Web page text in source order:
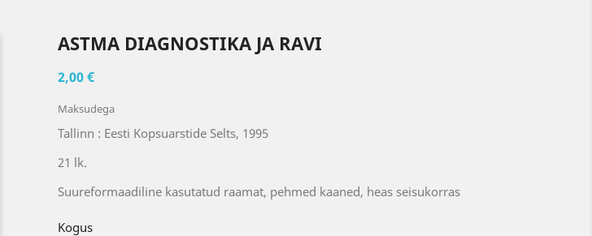
ASTMA DIAGNOSTIKA JA RAVI
2,00 €
Maksudega
Tallinn : Eesti Kopsuarstide Selts, 1995
21 lk.
Suureformaadiline kasutatud raamat, pehmed kaaned, heas seisukorras
Kogus